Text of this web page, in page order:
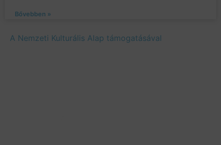
Bővebben »
A Nemzeti Kulturális Alap támogatásával